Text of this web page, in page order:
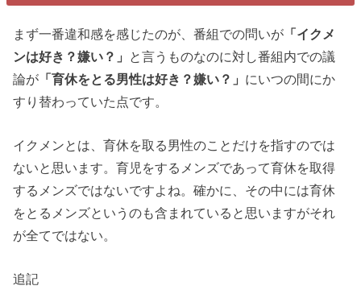
まず一番違和感を感じたのが、番組での問いが 「イクメ
ンは好き？嫌い？」 と言うものなのに対し番組内での議
論が 「育休をとる男性は好き？嫌い？」 にいつの間にか
すり替わっていた点です。
イクメンとは、育休を取る男性のことだけを指すのでは
ないと思います。育児をするメンズであって育休を取得
するメンズではないですよね。確かに、その中には育休
をとるメンズというのも含まれていると思いますがそれ
が全てではない。
追記